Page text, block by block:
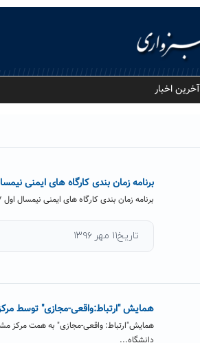
آخرین اخبار
برنامه زمان بندی کارگاه های ایمنی نیمسال اول ۹۷-
برنامه زمان بندی کارگاه های ایمنی نیمسال اول ۹۷-۹۶ روز تاریخ نام کارگاه مجری برگزاری ساعت کارگاه نحوه برگزاری تعداد...
تاریخ۱۱ مهر ۱۳۹۶
همایش "ارتباط:واقعی-مجازی" توسط
دانشگاه...